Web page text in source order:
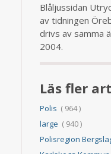
Blåljussidan
av tidningen
drivs av samma
2004.
Läs fler
Polis ( 964 )
large ( 940 )
Polisregion